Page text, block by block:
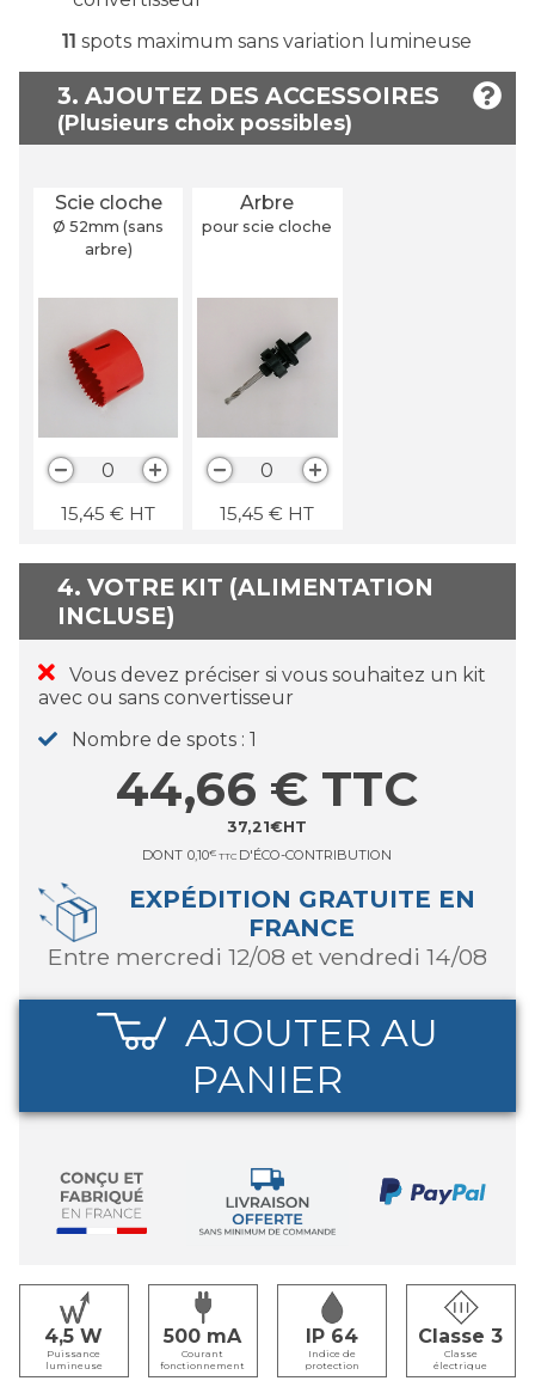
11 spots maximum sans variation lumineuse
3. AJOUTEZ DES ACCESSOIRES
Scie cloche
Ø 52mm (sans
arbre)
0
15,45 € HT
Arbre
pour scie cloche
0
15,45 € HT
4. VOTRE KIT (ALIMENTATION
INCLUSE)
Vous devez préciser si vous souhaitez un kit
avec ou sans convertisseur
Nombre de spots 1
37,21€HT
44,66 € TTC
DONT 0,10€ TTC D'ÉCO-CONTRIBUTION
EXPÉDITION GRATUITE EN
FRANCE
entre mercredi 12/08 et vendredi 14/08
AJOUTER AU
PANIER
4,5
Puissance
lumineuse
500
Courant
fonctionnement
IP 64
Indice de
protection
Classe 3
Classe
électrique